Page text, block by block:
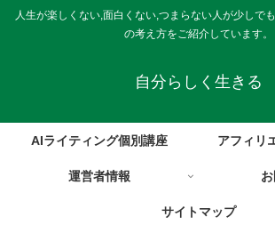
人生が楽しくない,面白くない,つまらない人が少しで
の考え方をご紹介しています。
自分らしく生きる
AIライティング個別講座 アフィリ
運営者情報
サイトマップ